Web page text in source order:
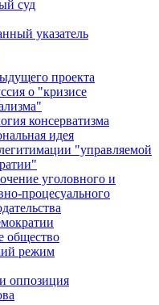
суд
указатель
проекта
о "кризисе
консерватизма
идея
"управляемой
уголовного и
процесуального
общество
режим
оппозиция